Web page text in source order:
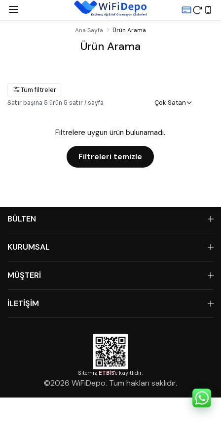
Ana Sayfa Ürün Arama
Ürün Arama
Tüm filtreler
Satır başına 5 ürün·5 satır / sayfa Çok Satan
Filtrelere uygun ürün bulunamadı.
Filtreleri temizle
BÜLTEN
KURUMSAL
MÜŞTERİ
İLETİŞİM
Sitemiz ETBİS'e kayıtlıdır.
©2026 WiFiDepo. Tüm hakları saklıdır.